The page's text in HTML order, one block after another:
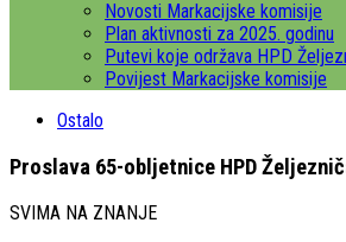
Novosti Markacijske komisije
Plan aktivnosti za 2025. godinu
Putevi koje održava HPD
Povijest Markacijske komisije
Ostalo
Proslava 65-obljetnice HPD
SVIMA NA ZNANJE